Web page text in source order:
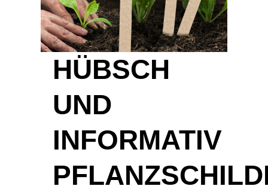
HÜBSCH
UND
INFORMATIV